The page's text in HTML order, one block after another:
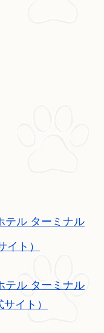
テル ターミナル
ト）
テル ターミナル
イト）